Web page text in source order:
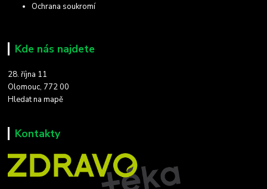
Ochrana soukromí
Kde nás najdete
28. října 11
Olomouc, 772 00
Hledat na mapě
Kontakty